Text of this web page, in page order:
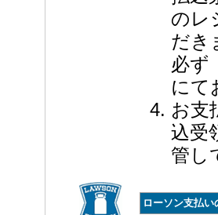
のレ
だき
必ず
にて
お支
込受
管し
ローソン支払い